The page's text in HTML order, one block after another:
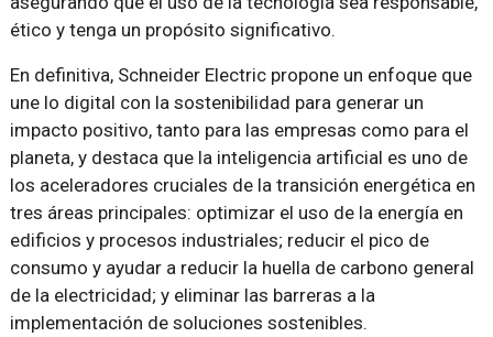
ético y tenga un propósito significativo.
En definitiva, Schneider Electric propone un enfoque que
une lo digital con la sostenibilidad para generar un
impacto positivo, tanto para las empresas como para el
planeta, y destaca que la inteligencia artificial es uno de
los aceleradores cruciales de la transición energética en
tres áreas principales: optimizar el uso de la energía en
edificios y procesos industriales; reducir el pico de
consumo y ayudar a reducir la huella de carbono general
de la electricidad; y eliminar las barreras a la
implementación de soluciones sostenibles.